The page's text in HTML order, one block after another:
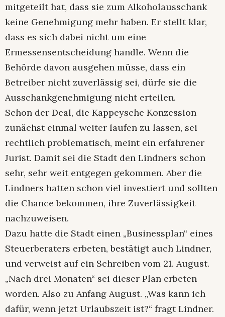
mitgeteilt hat, dass sie zum Alkoholausschank
keine Genehmigung mehr haben. Er stellt klar,
dass es sich dabei nicht um eine
Ermessensentscheidung handle. Wenn die
Behörde davon ausgehen müsse, dass ein
Betreiber nicht zuverlässig sei, dürfe sie die
Ausschankgenehmigung nicht erteilen.
Schon der Deal, die Kappeysche Konzession
zunächst einmal weiter laufen zu lassen, sei
rechtlich problematisch, meint ein erfahrener
Jurist. Damit sei die Stadt den Lindners schon
sehr, sehr weit entgegen gekommen. Aber die
Lindners hatten schon viel investiert und sollten
die Chance bekommen, ihre Zuverlässigkeit
nachzuweisen.
Dazu hatte die Stadt einen „Businessplan“ eines
Steuerberaters erbeten, bestätigt auch Lindner,
und verweist auf ein Schreiben vom 21. August.
„Nach drei Monaten“ sei dieser Plan erbeten
worden. Also zu Anfang August. „Was kann ich
dafür, wenn jetzt Urlaubszeit ist?“ fragt Lindner.